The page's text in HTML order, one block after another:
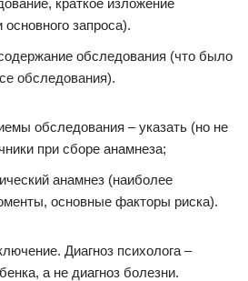
краткое изложение
запроса).
обследования (что было
обследования).
обследования – указать (но не
при сборе анамнеза;
анамнез (наиболее
основные факторы риска).
Диагноз психолога –
а не диагноз болезни.